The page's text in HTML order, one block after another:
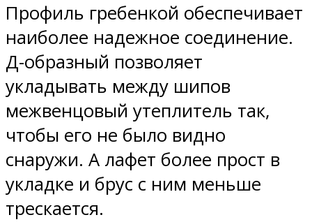
Профиль гребенкой обеспечивает
наиболее надежное соединение.
Д-образный позволяет
укладывать между шипов
межвенцовый утеплитель так,
чтобы его не было видно
снаружи. А лафет более прост в
укладке и брус с ним меньше
трескается.